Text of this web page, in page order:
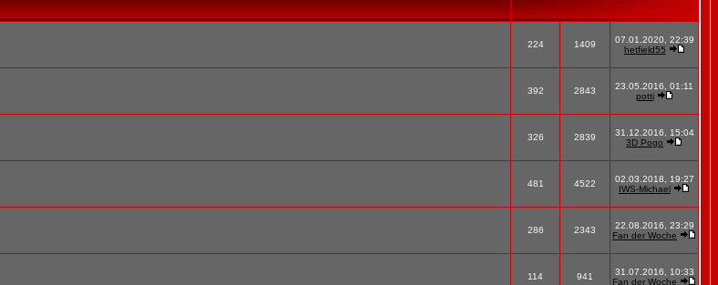
224 1409
07.01.2020, 22:39
hetfield55
392 2843
23.05.2016, 01:11
potti
326 2839
31.12.2016, 15:04
3D Pogo
481 4522
02.03.2018, 19:27
IWS-Michael
286 2343
22.08.2016, 23:29
Fan der Woche
114 941
31.07.2016, 10:33
Fan der Woche